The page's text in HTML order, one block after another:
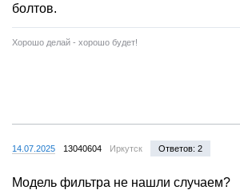
болтов.
Хорошо делай - хорошо будет!
14.07.2025 13040604 Иркутск Ответов: 2
Модель фильтра не нашли случаем?